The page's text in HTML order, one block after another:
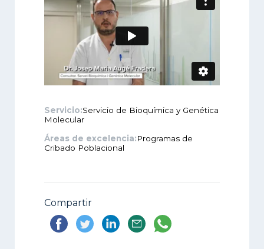
Servicio:Servicio de Bioquímica y Genética
Molecular
Áreas de excelencia:Programas de
Cribado Poblacional
Compartir